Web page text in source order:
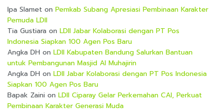
Ipa Slamet on Pemkab Subang Apresiasi Pembinaan Karakter
Pemuda LDII
Tia Gustiara on LDII Jabar Kolaborasi dengan PT Pos
Indonesia Siapkan 100 Agen Pos Baru
Angka DH on LDII Kabupaten Bandung Salurkan Bantuan
untuk Pembangunan Masjid Al Muhajirin
Angka DH on LDII Jabar Kolaborasi dengan PT Pos Indonesia
Siapkan 100 Agen Pos Baru
Bapak Zaini on LDII Ciparay Gelar Perkemahan CAI, Perkuat
Pembinaan Karakter Generasi Muda